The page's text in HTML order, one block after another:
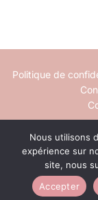
Politique de
Nous utilisons
expérience sur
site, nous
Accepter